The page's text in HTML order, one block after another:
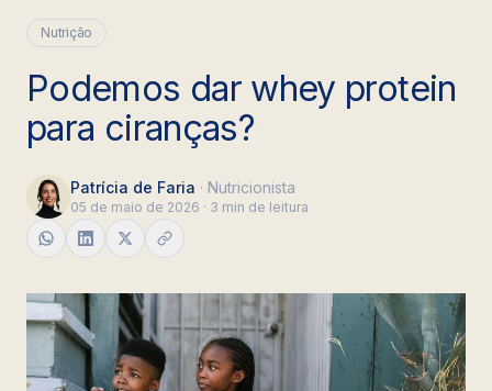
Presentear
Blog
Nutrição
Podemos dar whey protein
para ciranças?
Patrícia de Faria · Nutricionista
05 de maio de 2026 · 3 min de leitura